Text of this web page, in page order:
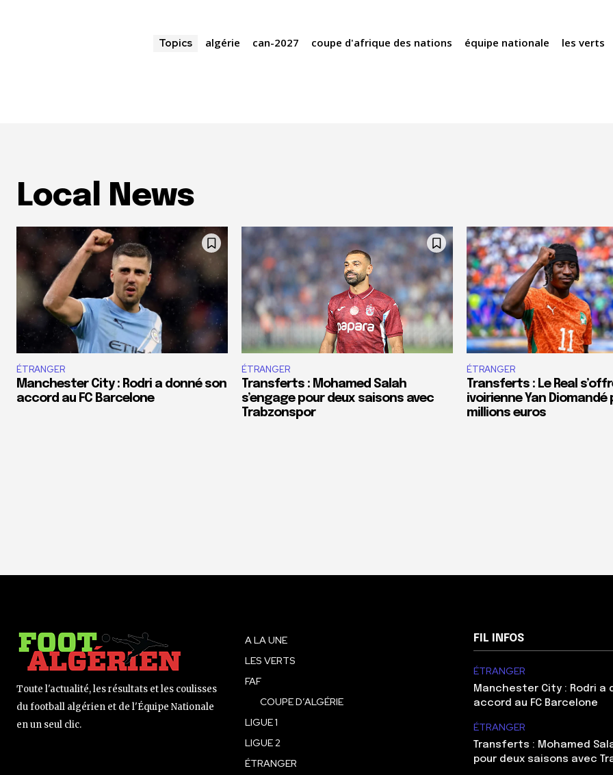
Topics algérie can-2027 coupe d'afrique des nations équipe nationale les verts
Local News
ÉTRANGER
Manchester City : Rodri a donné son
accord au FC Barcelone
ÉTRANGER
Transferts : Mohamed Salah
s’engage pour deux saisons avec
Trabzonspor
ÉTRANGER
Transferts : Le Real
ivoirienne Yan Diomandé
millions euros
Toute l'actualité, les résultats et les coulisses
du football algérien et de l'Équipe Nationale
en un seul clic.
A LA UNE
LES VERTS
FAF
COUPE D’ALGÉRIE
LIGUE 1
LIGUE 2
ÉTRANGER
FIL INFOS
ÉTRANGER
Manchester City : Rodri a
accord au FC Barcelone
ÉTRANGER
Transferts : Mohamed
pour deux saisons avec